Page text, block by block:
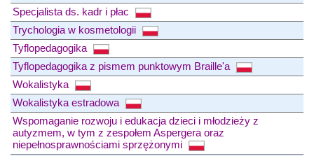
Specjalista ds. kadr i płac
Trychologia w kosmetologii
Tyflopedagogika
Tyflopedagogika z pismem punktowym Braille'a
Wokalistyka
Wokalistyka estradowa
Wspomaganie rozwoju i edukacja dzieci i młodzieży z
autyzmem, w tym z zespołem Aspergera oraz
niepełnosprawnościami sprzężonymi